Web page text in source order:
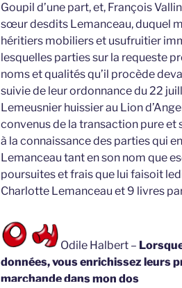
Goupil d’une part, et, François
sœur desdits Lemanceau, duquel
héritiers mobiliers et usufruitier
lesquelles parties sur la requeste
noms et qualités qu’il procède
suivie de leur ordonnance du 22
Lemeusnier huissier au Lion
convenus de la transaction pure et
à la connaissance des parties qui
Lemanceau tant en son nom que
poursuites et frais que lui faisoit
Charlotte Lemanceau et 9 livres
Odile Halbert –
données, vous enrichissez leurs
marchande dans mon dos